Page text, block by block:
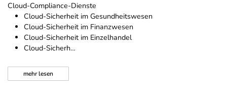
Cloud-Compliance-Dienste
Cloud-Sicherheit im Gesundheitswesen
Cloud-Sicherheit im Finanzwesen
Cloud-Sicherheit im Einzelhandel
Cloud-Sicherh…
mehrlesen